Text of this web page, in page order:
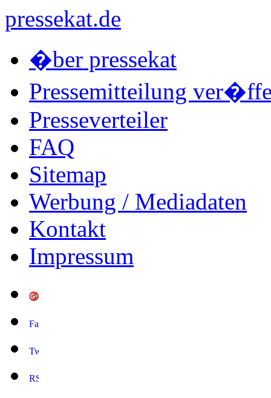
pressekat.de
�ber pressekat
Pressemitteilung
Presseverteiler
FAQ
Sitemap
Werbung / Mediadaten
Kontakt
Impressum